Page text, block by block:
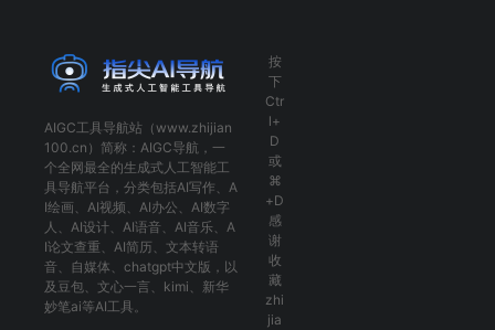
AIGC工具导航站（www.zhijian
100.cn）简称： AIGC导航 ，一
个全网最全的生成式人工智能工
具导航平台，分类包括AI写作 、 A
I绘画 、 AI视频 、 AI办公 、 AI数字
人 、 AI设计、 AI语音、 AI音乐、 A
I论文查重 、 AI简历 、 文本转语
音、 自媒体 、 chatgpt中文版 ，以
及 豆包、 文心一言 、 kimi 、 新华
妙笔ai等AI工具。
按
下
Ctr
l+
D
或
⌘
+D
感
谢
收
藏
zhi
jia